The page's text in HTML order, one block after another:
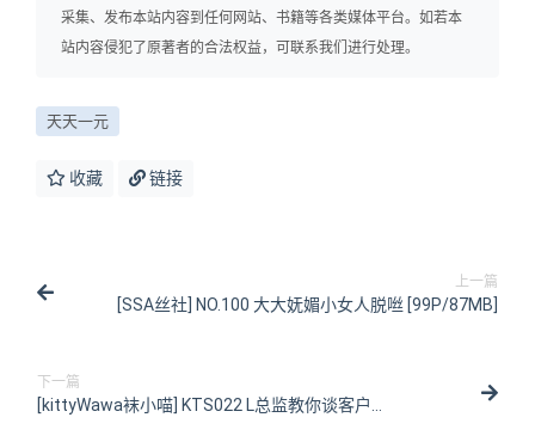
采集、发布本站内容到任何网站、书籍等各类媒体平台。如若本
站内容侵犯了原著者的合法权益，可联系我们进行处理。
天天一元
收藏 链接
上一篇
[SSA丝社] NO.100 大大妩媚小女人脱咝 [99P/87MB]
下一篇
[kittyWawa袜小喵] KTS022 L总监教你谈客户